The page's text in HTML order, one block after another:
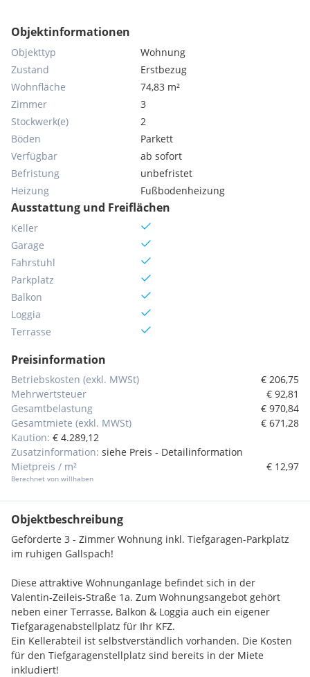
Objektinformationen
Objekttyp
Wohnung
Zustand
Erstbezug
Wohnfläche
74,83 m²
Zimmer
3
Stockwerk(e)
2
Böden
Parkett
Verfügbar
ab sofort
Befristung
unbefristet
Heizung
Fußbodenheizung
Ausstattung und Freiflächen
Keller
Garage
Fahrstuhl
Parkplatz
Balkon
Loggia
Terrasse
Preisinformation
Betriebskosten (exkl. MWSt)
€ 206,75
Mehrwertsteuer
€ 92,81
Gesamtbelastung
€ 970,84
Gesamtmiete (exkl. MWSt)
€ 671,28
Kaution: € 4.289,12
Zusatzinformation: siehe Preis - Detailinformation
Mietpreis / m²
Berechnet von willhaben
€ 12,97
Objektbeschreibung
Geförderte 3 - Zimmer Wohnung inkl. Tiefgaragen-Parkplatz
im ruhigen Gallspach!
Diese attraktive Wohnunganlage befindet sich in der
Valentin-Zeileis-Straße 1a. Zum Wohnungsangebot gehört
neben einer Terrasse, Balkon & Loggia auch ein eigener
Tiefgaragenabstellplatz für Ihr KFZ.
Ein Kellerabteil ist selbstverständlich vorhanden. Die Kosten
für den Tiefgaragenstellplatz sind bereits in der Miete
inkludiert!